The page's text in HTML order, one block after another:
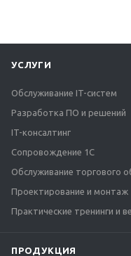
УСЛУГИ
Обслуживание IT-систем
Разработка ПО и решений
IT-консалтинг
Сопровождение 1С
Обслуживание торгового
Проектирование и монтаж
Практические тренинги и
ПРОДУКЦИЯ